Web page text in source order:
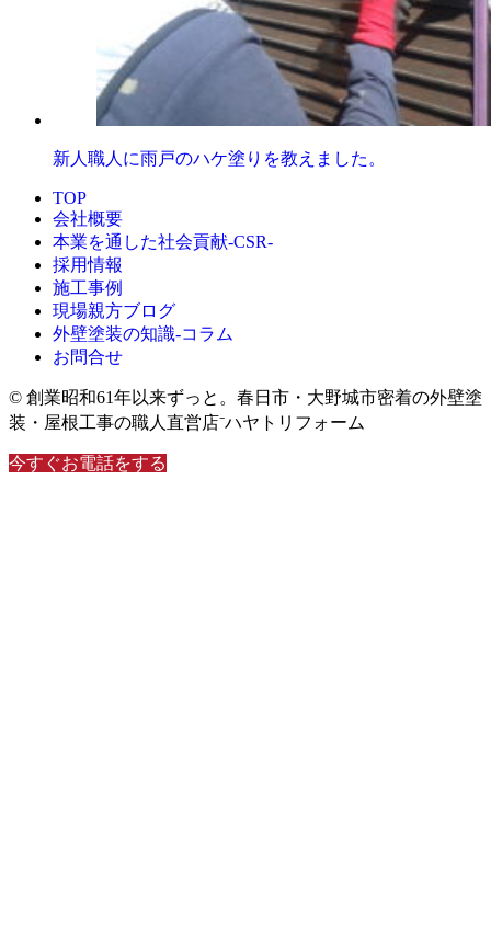
新人職人に雨戸のハケ塗りを教えました。
TOP
会社概要
本業を通した社会貢献-CSR-
採用情報
施工事例
現場親方ブログ
外壁塗装の知識‐コラム
お問合せ
© 創業昭和61年以来ずっと。春日市・大野城市密着の外壁塗
装・屋根工事の職人直営店⁻ハヤトリフォーム
今すぐお電話をする